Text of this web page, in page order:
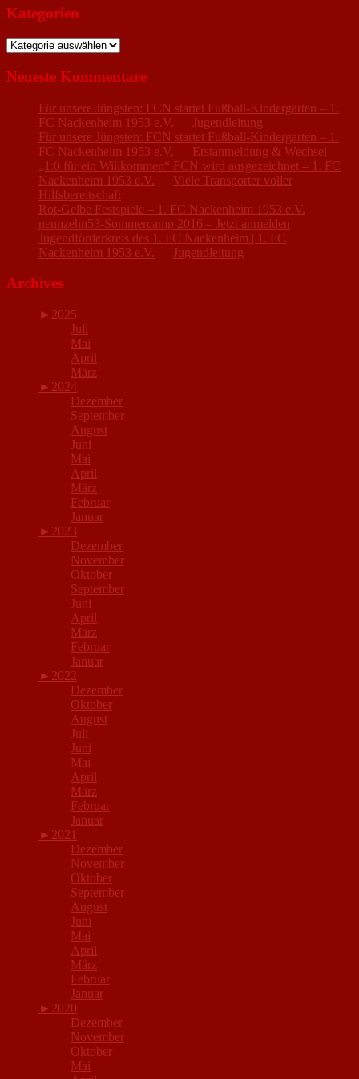
Kategorien
Kategorien
Neueste Kommentare
Für unsere Jüngsten: FCN startet Fußball-Kindergarten – 1.
FC Nackenheim 1953 e.V.
Jugendleitung
Für unsere Jüngsten: FCN startet Fußball-Kindergarten – 1.
FC Nackenheim 1953 e.V.
Erstanmeldung & Wechsel
„1:0 für ein Willkommen“ FCN wird ausgezeichnet – 1. FC
Nackenheim 1953 e.V.
Viele Transporter voller
Hilfsbereitschaft
Rot-Gelbe Festspiele – 1. FC Nackenheim 1953 e.V.
neunzehn53-Sommercamp 2016 – Jetzt anmelden
Jugendförderkreis des 1. FC Nackenheim | 1. FC
Nackenheim 1953 e.V.
Jugendleitung
Archives
► 2025
Juli
Mai
April
März
► 2024
Dezember
September
August
Juni
Mai
April
März
Februar
Januar
► 2023
Dezember
November
Oktober
September
Juni
April
März
Februar
Januar
► 2022
Dezember
Oktober
August
Juli
Juni
Mai
April
März
Februar
Januar
► 2021
Dezember
November
Oktober
September
August
Juni
Mai
April
März
Februar
Januar
► 2020
Dezember
November
Oktober
Mai